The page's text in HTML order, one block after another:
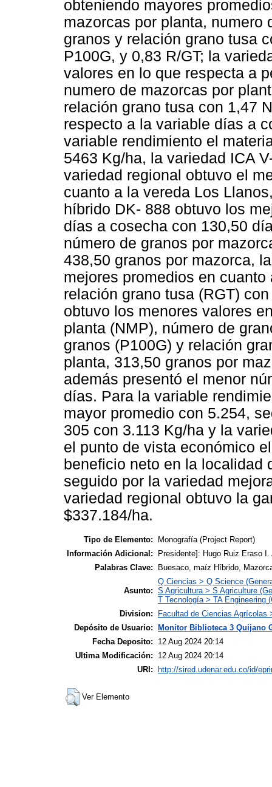
obteniendo mayores
mazorcas por planta, numero
granos y relación grano tusa
P100G, y 0,83 R/GT; la
valores en lo que respecta a
numero de mazorcas por
relación grano tusa con 1,47
respecto a la variable días a
variable rendimiento el
5463 Kg/ha, la variedad ICA
variedad regional obtuvo el
cuanto a la vereda Los
híbrido DK- 888 obtuvo los
días a cosecha con 130,50
número de granos por
438,50 granos por mazorca,
mejores promedios en
relación grano tusa (RGT)
obtuvo los menores valores
planta (NMP), número de
granos (P100G) y relación
planta, 313,50 granos por
además presentó el menor
días. Para la variable
mayor promedio con 5.254,
305 con 3.113 Kg/ha y la
el punto de vista económico
beneficio neto en la localidad
seguido por la variedad
variedad regional obtuvo la
$337.184/ha.
Tipo de Elemento:
Monografía (Project Report)
Información Adicional:
Presidente]: Hugo Ruiz Eraso
Palabras Clave:
Buesaco, maíz Híbrido,
Asunto:
Q Ciencias > Q Science
S Agricultura > S Agriculture
T Tecnología > TA Engineering
Division:
Facultad de Ciencias Agrícolas
Depósito de Usuario: Monitor Biblioteca 3 Quijano
Fecha Deposito:
12 Aug 2024 20:14
Ultima Modificación:
12 Aug 2024 20:14
URI: http://sired.udenar.edu.co/id/
Ver Elemento